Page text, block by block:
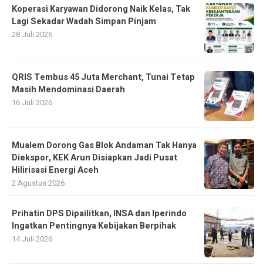
Koperasi Karyawan Didorong Naik Kelas, Tak
Lagi Sekadar Wadah Simpan Pinjam
28 Juli 2026
QRIS Tembus 45 Juta Merchant, Tunai Tetap
Masih Mendominasi Daerah
16 Juli 2026
Mualem Dorong Gas Blok Andaman Tak Hanya
Diekspor, KEK Arun Disiapkan Jadi Pusat
Hilirisasi Energi Aceh
2 Agustus 2026
Prihatin DPS Dipailitkan, INSA dan Iperindo
Ingatkan Pentingnya Kebijakan Berpihak
14 Juli 2026